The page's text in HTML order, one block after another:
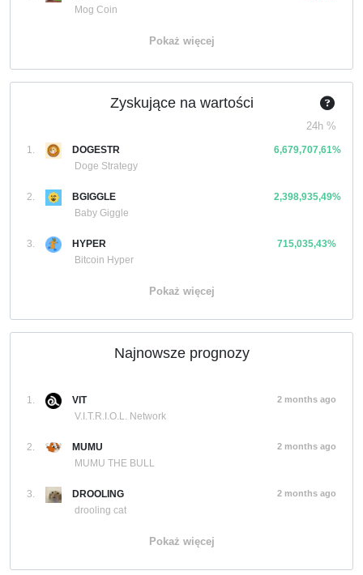
Mog Coin
Pokaż więcej
Zyskujące na wartości
24h %
1.
DOGESTR
Doge Strategy
6,679,707,61%
2.
BGIGGLE
Baby Giggle
2,398,935,49%
3.
HYPER
Bitcoin Hyper
715,035,43%
Pokaż więcej
Najnowsze prognozy
1.
VIT
V.I.T.R.I.O.L. Network
2 months ago
2.
MUMU
MUMU THE BULL
2 months ago
3.
DROOLING
drooling cat
2 months ago
Pokaż więcej